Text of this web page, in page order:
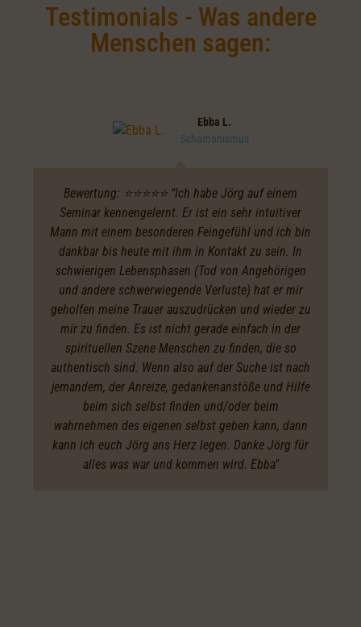
Testimonials - Was andere
Menschen sagen:
Bewertung: ⭐️⭐️⭐️⭐️⭐️ "Ich habe Jörg auf einem
Seminar kennengelernt. Er ist ein sehr intuitiver
Mann mit einem besonderen Feingefühl und ich bin
dankbar bis heute mit ihm in Kontakt zu sein. In
schwierigen Lebensphasen (Tod von Angehörigen
und andere schwerwiegende Verluste) hat er mir
geholfen meine Trauer auszudrücken und wieder zu
mir zu finden. Es ist nicht gerade einfach in der
spirituellen Szene Menschen zu finden, die so
authentisch sind. Wenn also auf der Suche ist nach
jemandem, der Anreize, gedankenanstöße und Hilfe
beim sich selbst finden und/oder beim
wahrnehmen des eigenen selbst geben kann, dann
kann ich euch Jörg ans Herz legen. Danke Jörg für
alles was war und kommen wird. Ebba"
Ebba L.
Schamanismus